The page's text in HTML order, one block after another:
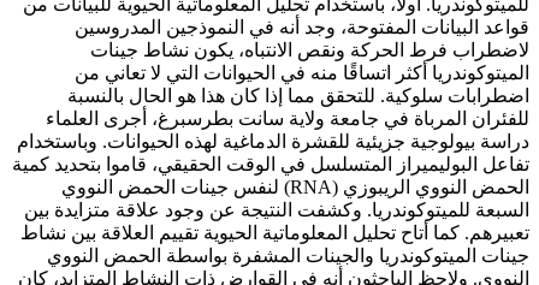
قواعد البيانات المفتوحة، وجد أنه في النموذجين المدروسين
لاضطراب فرط الحركة ونقص الانتباه، يكون نشاط جينات
الميتوكوندريا أكثر اتساقًا منه في الحيوانات التي لا تعاني من
اضطرابات سلوكية. للتحقق مما إذا كان هذا هو الحال بالنسبة
للفئران المرباة في جامعة ولاية سانت بطرسبرغ، أجرى العلماء
دراسة بيولوجية جزيئية للقشرة الدماغية لهذه الحيوانات. وباستخدام
تفاعل البوليميراز المتسلسل في الوقت الحقيقي، قاموا بتحديد كمية
الحمض النووي الريبوزي (RNA) لنفس جينات الحمض النووي
السبعة للميتوكوندريا. وكشفت النتيجة عن وجود علاقة متزايدة بين
تعبيرهم. كما أتاح تحليل المعلوماتية الحيوية تقييم العلاقة بين نشاط
جينات الميتوكوندريا والجينات المشفرة بواسطة الحمض النووي
النووي. ولاحظ الباحثون أنه في القوارض ذات النشاط المتزايد، كان